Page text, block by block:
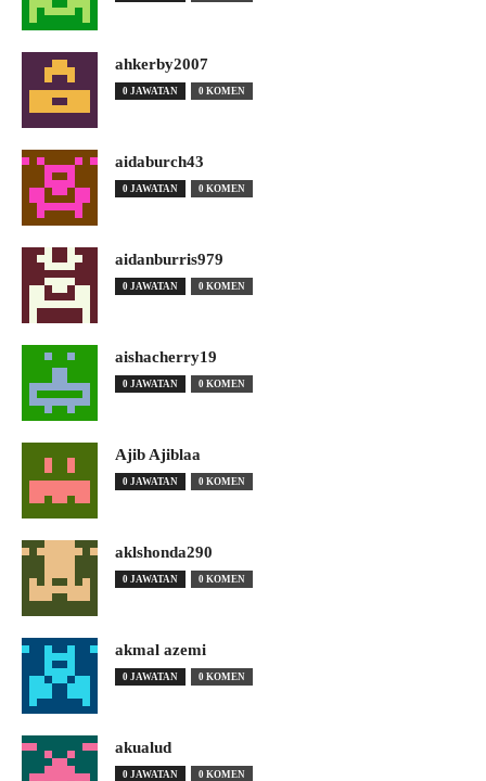
ahkerby2007
0 JAWATAN 0 KOMEN
aidaburch43
0 JAWATAN 0 KOMEN
aidanburris979
0 JAWATAN 0 KOMEN
aishacherry19
0 JAWATAN 0 KOMEN
Ajib Ajiblaa
0 JAWATAN 0 KOMEN
aklshonda290
0 JAWATAN 0 KOMEN
akmal azemi
0 JAWATAN 0 KOMEN
akualud
0 JAWATAN 0 KOMEN